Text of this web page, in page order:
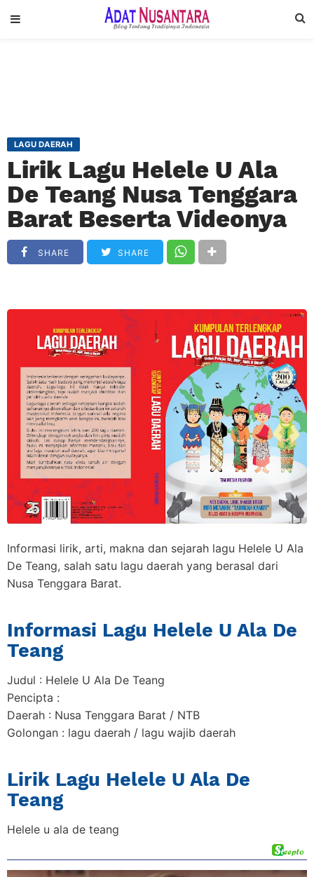
LAGU DAERAH
Lirik Lagu Helele U Ala
De Teang Nusa Tenggara
Barat Beserta Videonya
SHARE SHARE
Informasi lirik, arti, makna dan sejarah lagu Helele U Ala
De Teang, salah satu lagu daerah yang berasal dari
Nusa Tenggara Barat.
Informasi Lagu Helele U Ala De
Teang
Judul : Helele U Ala De Teang
Pencipta :
Daerah : Nusa Tenggara Barat / NTB
Golongan : lagu daerah / lagu wajib daerah
Lirik Lagu Helele U Ala De
Teang
Helele u ala de teang